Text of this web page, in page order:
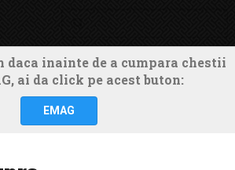
daca inainte de a cumpara chestii
ai da click pe acest buton:
EMAG